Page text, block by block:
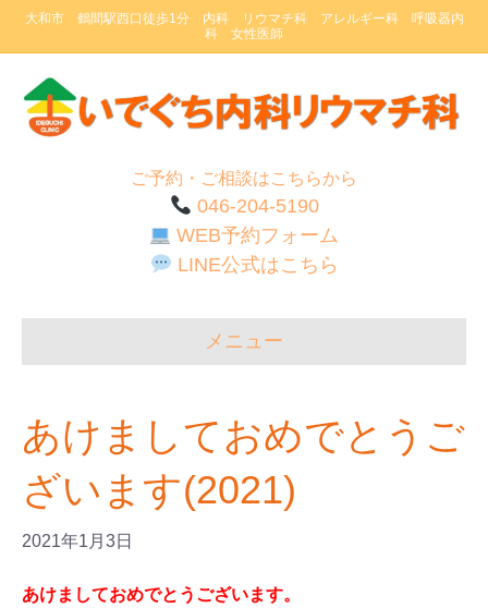
大和市 鶴間駅西口徒歩1分 内科 リウマチ科 アレルギー科 呼吸器内
科 女性医師
ご予約・ご相談はこちらから
046-204-5190
WEB予約フォーム
LINE公式はこちら
メニュー
あけましておめでとうご
ざいます(2021)
2021年1月3日
あけましておめでとうございます。